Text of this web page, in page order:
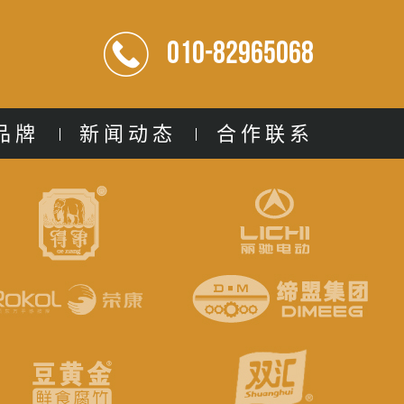
010-82965068
牌 新闻动态 合作联系